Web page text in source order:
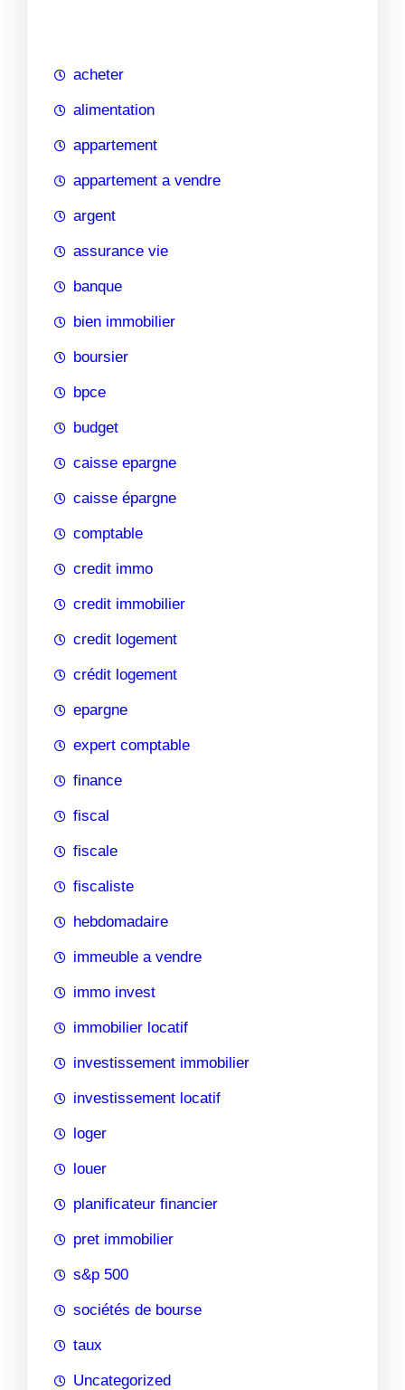
h
acheter
alimentation
appartement
appartement a vendre
argent
assurance vie
banque
bien immobilier
boursier
bpce
budget
caisse epargne
caisse épargne
comptable
credit immo
credit immobilier
credit logement
crédit logement
epargne
expert comptable
finance
fiscal
fiscale
fiscaliste
hebdomadaire
immeuble a vendre
immo invest
immobilier locatif
investissement immobilier
investissement locatif
loger
louer
planificateur financier
pret immobilier
s&p 500
sociétés de bourse
taux
Uncategorized